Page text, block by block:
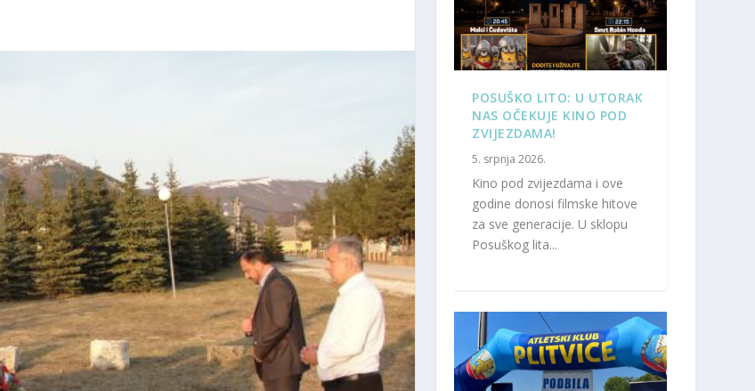
POSUŠKO LITO: U UTORAK
NAS OČEKUJE KINO POD
ZVIJEZDAMA!
5. srpnja 2026.
Kino pod zvijezdama i ove
godine donosi filmske hitove
za sve generacije. U sklopu
Posuškog lita...